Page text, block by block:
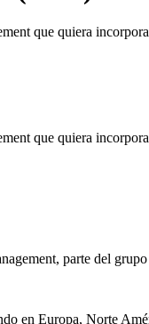
que quiera
que quiera
parte del
en Europa, Norte